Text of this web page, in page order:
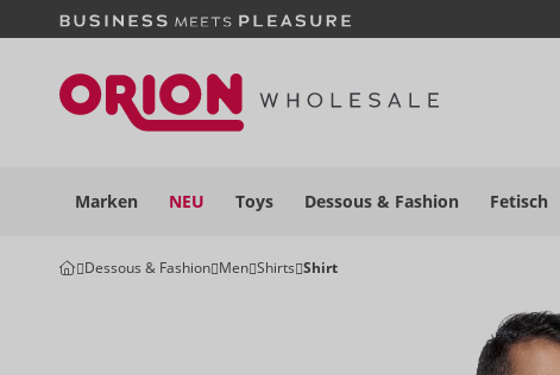
Marken NEU Toys Dessous & Fashion Fetisch
Dessous & Fashion Men Shirts Shirt